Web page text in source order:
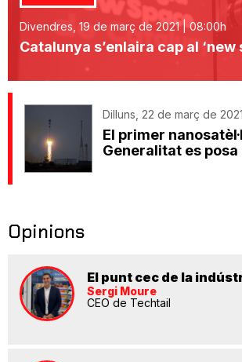
Divendres, 19 de març de 2021 | 08:00h
Catalunya s’enlaira cap al ‘new
Dilluns, 22 de març de
El primer
Generalitat es posa
Opinions
El punt cec de la
Sergi Moure
CEO de Techtail